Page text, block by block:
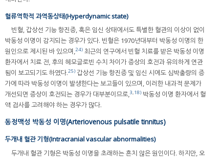
혈류역학적 과역동상태(Hyperdynamic state)
빈혈, 갑상선 기능 항진증, 혹은 임신 상태에서도 특별한 혈관의 이상이 없이
박동성 이명이 감지되는 경우가 있다. 빈혈은 1970년대부터 박동성 이명의 한
원인으로 제시된 바 있으며,24) 최근의 연구에서 빈혈 치료를 받은 박동성 이명
환자에서 치료 전, 후의 헤모글로빈 수치 차이가 증상의 호전과 유의하게 연관
됨이 보고되기도 하였다.25) 갑상선 기능 항진증 및 임신 시에도 심박출량의 증
가에 따라 박동성 이명이 발생한다는 보고들이 있으며, 이러한 내과적 문제가
개선되면 증상이 호전되는 경우가 대부분이므로,3,18) 박동성 이명 환자에서 혈
액 검사를 고려해야 하는 경우가 많다.
동정맥성 박동성 이명(Arteriovenous pulsatile tinnitus)
두개내 혈관 기형(Intracranial vascular abnormalities)
두개내 혈관 기형은 박동성 이명을 초래하는 흔치 않은 원인이다. 하지만, 오